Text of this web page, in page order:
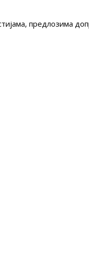
предлозима